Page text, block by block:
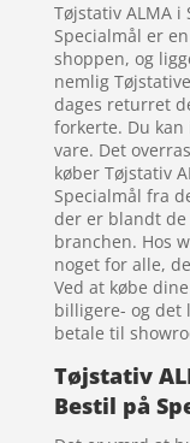
Tøjstativ ALMA
Specialmål er
shoppen, og
nemlig
dages returret
forkerte. Du
vare. Det
køber Tøjstativ
Specialmål fra
der er blandt
branchen. Hos
noget for alle,
Ved at købe
billigere- og det
betale til
Tøjstativ
Bestil på